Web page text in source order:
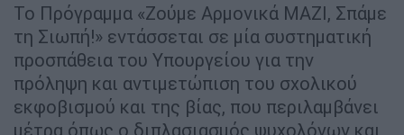
Το Πρόγραμμα «Ζούμε Αρμονικά ΜΑΖΙ, Σπάμε
τη Σιωπή!» εντάσσεται σε μία συστηματική
προσπάθεια του Υπουργείου για την
πρόληψη και αντιμετώπιση του σχολικού
εκφοβισμού και της βίας, που περιλαμβάνει
μέτρα όπως ο διπλασιασμός ψυχολόγων και